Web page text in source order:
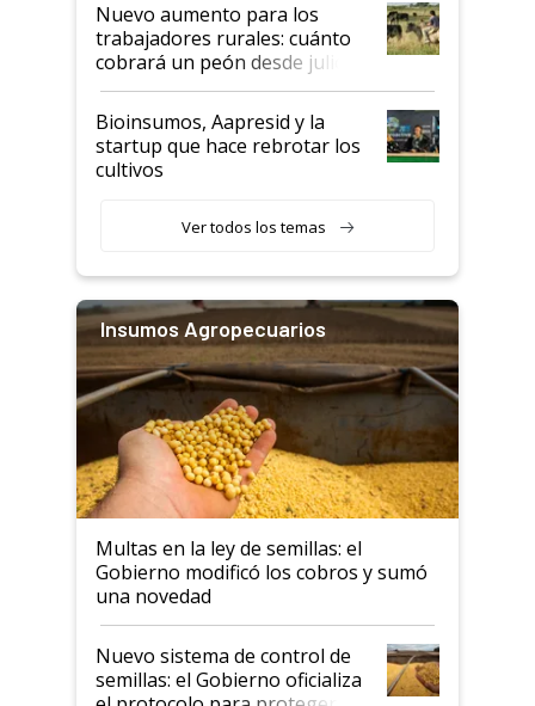
Nuevo aumento para los
trabajadores rurales: cuánto
cobrará un peón desde julio
Bioinsumos, Aapresid y la
startup que hace rebrotar los
cultivos
Ver todos los temas
Insumos Agropecuarios
Multas en la ley de semillas: el
Gobierno modificó los cobros y sumó
una novedad
Nuevo sistema de control de
semillas: el Gobierno oficializa